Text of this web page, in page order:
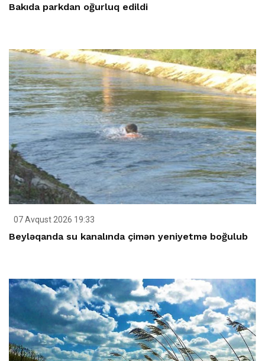
Bakıda parkdan oğurluq edildi
07 Avqust 2026 19:33
Beyləqanda su kanalında çimən yeniyetmə boğulub